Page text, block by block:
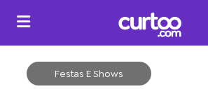
Festas E Shows